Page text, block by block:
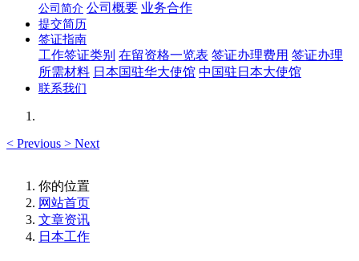
公司简介 公司概要 业务合作
提交简历
签证指南
工作签证类别 在留资格一览表 签证办理费用 签证办理
所需材料 日本国驻华大使馆 中国驻日本大使馆
联系我们
< Previous > Next
你的位置
网站首页
文章资讯
日本工作